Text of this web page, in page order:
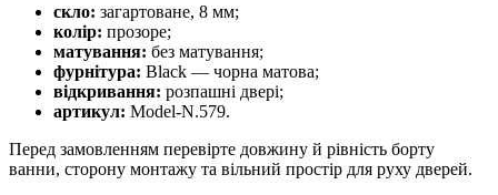
скло: загартоване, 8 мм;
колір: прозоре;
матування: без матування;
фурнітура: Black — чорна матова;
відкривання: розпашні двері;
артикул: Model-N.579.
Перед замовленням перевірте довжину й рівність борту
ванни, сторону монтажу та вільний простір для руху дверей.